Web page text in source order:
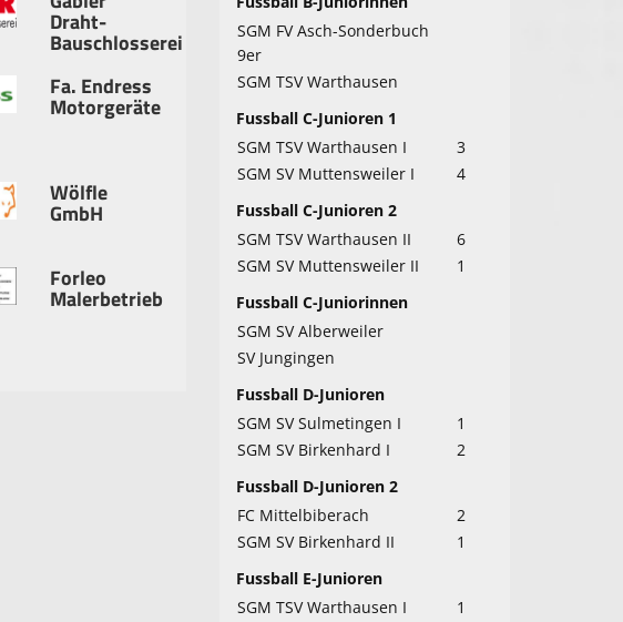
Draht-
Bauschlosserei
Fa. Endress
Motorgeräte
Wölfle
GmbH
Forleo
Malerbetrieb
SGM FV Asch-Sonderbuch
9er
SGM TSV Warthausen
Fussball C-Junioren 1
SGM TSV Warthausen I
3
SGM SV Muttensweiler I
4
Fussball C-Junioren 2
SGM TSV Warthausen II
6
SGM SV Muttensweiler II
1
Fussball C-Juniorinnen
SGM SV Alberweiler
SV Jungingen
Fussball D-Junioren
SGM SV Sulmetingen I
1
SGM SV Birkenhard I
2
Fussball D-Junioren 2
FC Mittelbiberach
2
SGM SV Birkenhard II
1
Fussball E-Junioren
SGM TSV Warthausen I
1